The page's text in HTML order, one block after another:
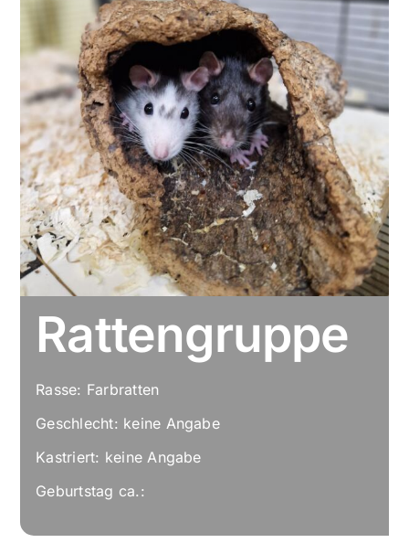
Rattengruppe
Rasse: Farbratten
Geschlecht: keine Angabe
Kastriert: keine Angabe
Geburtstag ca.: